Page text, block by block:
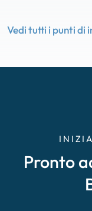
Vedi tutti i punti di
Pronto